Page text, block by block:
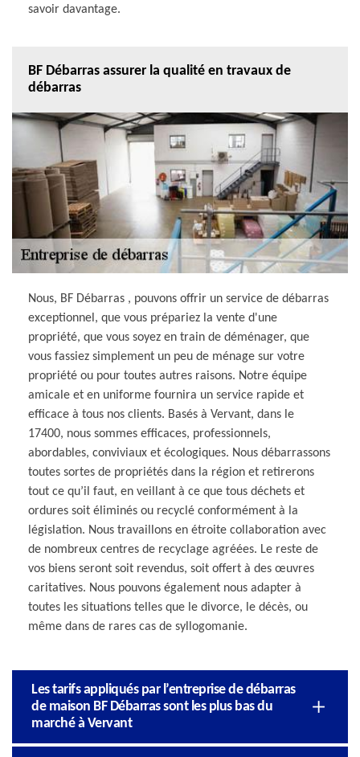
savoir davantage.
BF Débarras assurer la qualité en travaux de
débarras
Nous, BF Débarras , pouvons offrir un service de débarras
exceptionnel, que vous prépariez la vente d'une
propriété, que vous soyez en train de déménager, que
vous fassiez simplement un peu de ménage sur votre
propriété ou pour toutes autres raisons. Notre équipe
amicale et en uniforme fournira un service rapide et
efficace à tous nos clients. Basés à Vervant, dans le
17400, nous sommes efficaces, professionnels,
abordables, conviviaux et écologiques. Nous débarrassons
toutes sortes de propriétés dans la région et retirerons
tout ce qu’il faut, en veillant à ce que tous déchets et
ordures soit éliminés ou recyclé conformément à la
législation. Nous travaillons en étroite collaboration avec
de nombreux centres de recyclage agréées. Le reste de
vos biens seront soit revendus, soit offert à des œuvres
caritatives. Nous pouvons également nous adapter à
toutes les situations telles que le divorce, le décès, ou
même dans de rares cas de syllogomanie.
Les tarifs appliqués par l’entreprise de débarras
de maison BF Débarras sont les plus bas du
marché à Vervant